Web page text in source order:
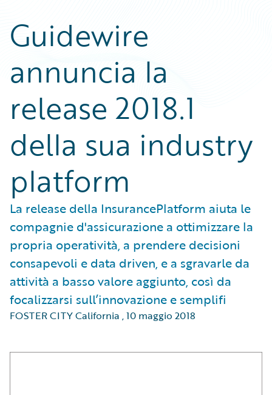
Guidewire
annuncia la
release 2018.1
della sua industry
platform
La release della InsurancePlatform aiuta le
compagnie d'assicurazione a ottimizzare la
propria operatività, a prendere decisioni
consapevoli e data driven, e a sgravarle da
attività a basso valore aggiunto, così da
focalizzarsi sull’innovazione e semplifi
FOSTER CITY California ,10 maggio 2018